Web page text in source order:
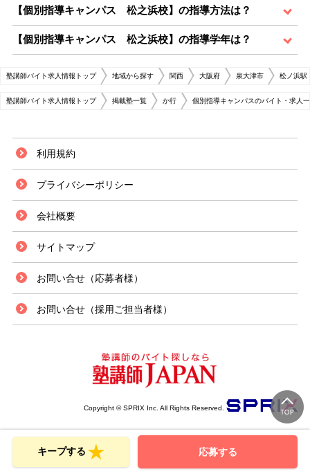
【個別指導キャンパス 松之浜校】の指導方法は？
【個別指導キャンパス 松之浜校】の指導学年は？
塾講師バイト求人情報トップ 地域から探す 関西 大阪府 泉大津市 松ノ浜駅
塾講師バイト求人情報トップ 掲載塾一覧 か行 個別指導キャンパスのバイト・求人
キープする 応募する
利用規約
プライバシーポリシー
会社概要
サイトマップ
お問い合せ（応募者様）
お問い合せ（採用ご担当者様）
Copyright © SPRIX Inc. All Rights Reserved.